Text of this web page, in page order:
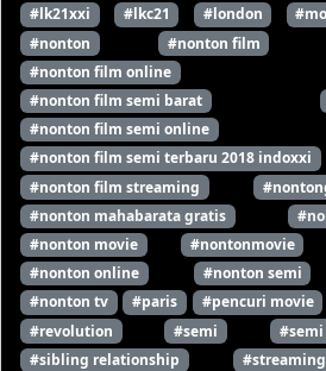
#lk21xxi
#lkc21 #london
#nonton
#nonton film
#nonton film online
#nonton film semi barat
#nonton film semi online
#nonton film semi terbaru 2018 indoxxi
#nonton film streaming
#nonton mahabarata gratis
#nonton movie
#nontonmovie
#nonton online
#nonton semi
#nonton tv
#paris #pencuri movie
#revolution
#semi
#sibling relationship
#streaming